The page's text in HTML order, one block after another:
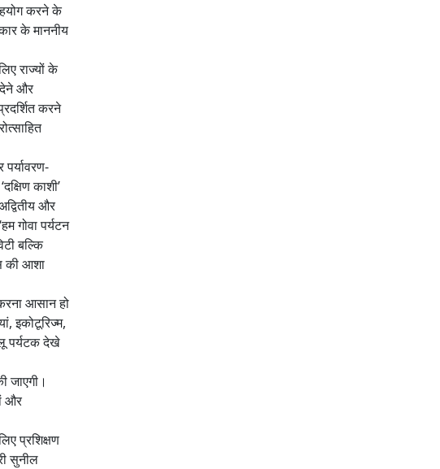
करने के
के माननीय
राज्यों के
देने और
करने
काशी’
और
गोवा पर्यटन
बल्कि
की आशा
आसान हो
इकोटूरिज्म,
पर्यटक देखे
जाएगी।
और
प्रशिक्षण
सुनील